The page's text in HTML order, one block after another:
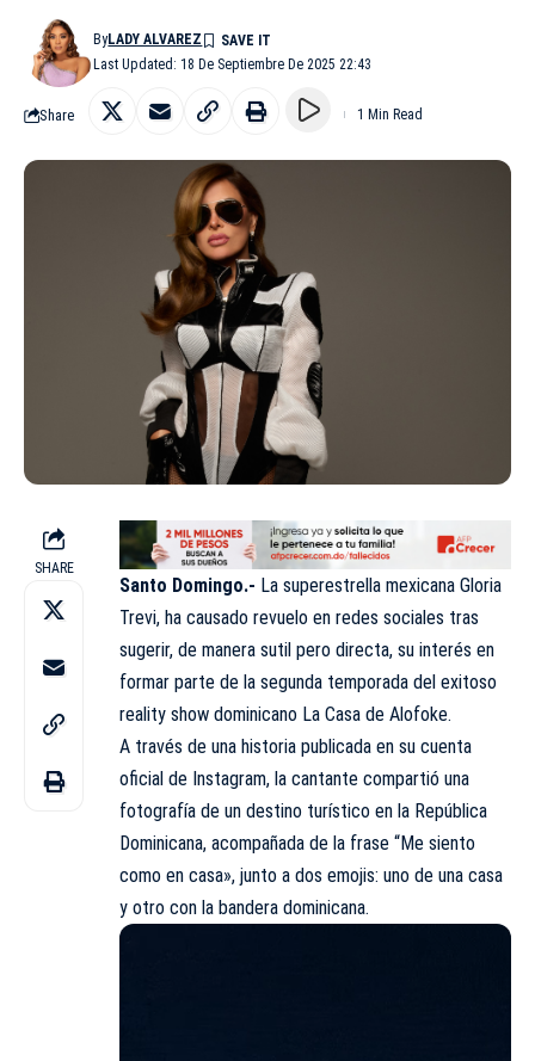
Last Updated: 18 De Septiembre De 2025 22:43
ByLADY ALVAREZ
Share 1 Min Read
SHARE
Santo Domingo.- La superestrella mexicana Gloria
Trevi, ha causado revuelo en redes sociales tras
sugerir, de manera sutil pero directa, su interés en
formar parte de la segunda temporada del exitoso
reality show dominicano La Casa de Alofoke.
A través de una historia publicada en su cuenta
oficial de Instagram, la cantante compartió una
fotografía de un destino turístico en la República
Dominicana, acompañada de la frase “Me siento
como en casa», junto a dos emojis: uno de una casa
y otro con la bandera dominicana.